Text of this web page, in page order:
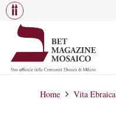
Home Vita Ebraica